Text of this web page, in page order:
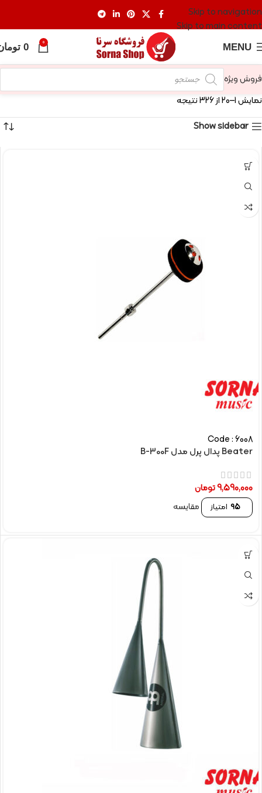
Skip to navigation
Skip to main content
MENU
0
0
فروش ویژه
نمایش 1–20 از 326 نتیجه
Show sidebar
Code : 6008
Beater پدال پرل مدل B-300F
9,590,000تومان
95 امتیاز مقایسه